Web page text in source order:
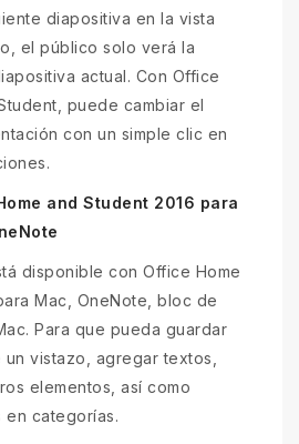
diapositiva en la vista
el público solo verá la
actual. Con Office
puede cambiar el
con un simple clic en
and Student 2016 para
disponible con Office Home
Mac, OneNote, bloc de
Para que pueda guardar
vistazo, agregar textos,
elementos, así como
categorías.